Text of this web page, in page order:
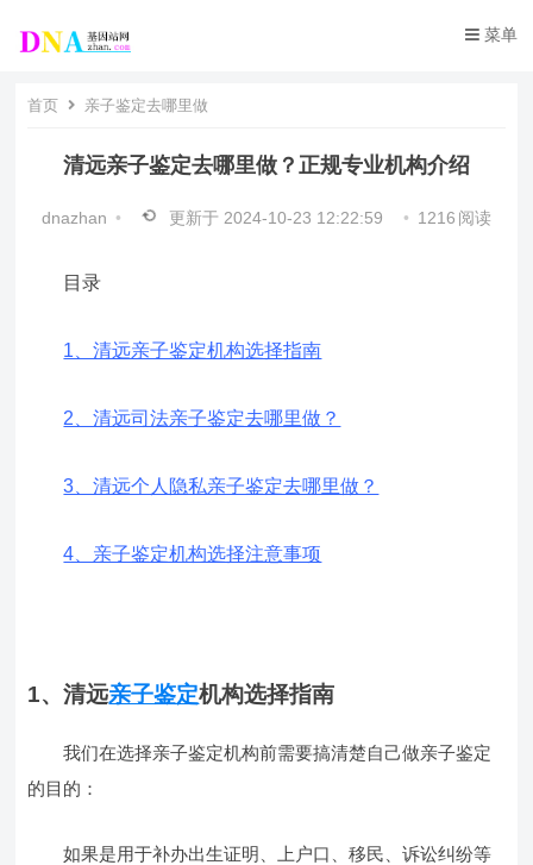
菜单
首页 亲子鉴定去哪里做
清远亲子鉴定去哪里做？正规专业机构介绍
dnazhan • 更新于 2024-10-23 12:22:59 • 1216 阅读
目录
1、清远亲子鉴定机构选择指南
2、清远司法亲子鉴定去哪里做？
3、清远个人隐私亲子鉴定去哪里做？
4、亲子鉴定机构选择注意事项
1、清远亲子鉴定机构选择指南
我们在选择亲子鉴定机构前需要搞清楚自己做亲子鉴定
的目的：
如果是用于补办出生证明、上户口、移民、诉讼纠纷等